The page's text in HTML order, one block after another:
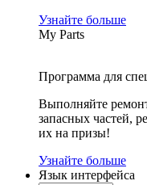
Узнайте больше
My Parts
Программа для
Выполняйте
запасных частей,
их на призы!
Узнайте больше
Язык интерфейса